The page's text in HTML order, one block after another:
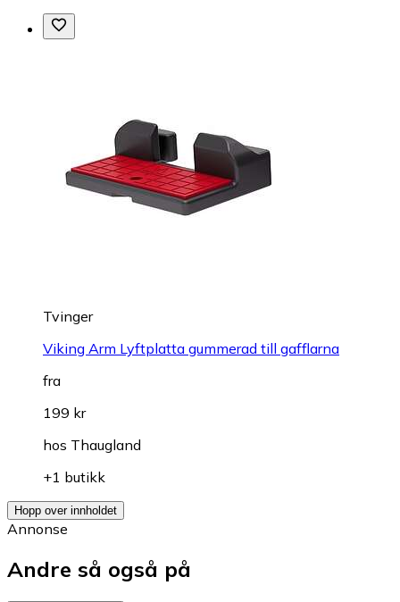
Tvinger
Viking Arm Lyftplatta gummerad till gafflarna
fra
199 kr
hos Thaugland
+1 butikk
Hopp over innholdet
Annonse
Andre så også på